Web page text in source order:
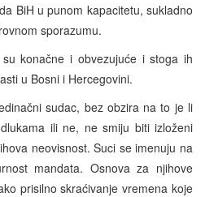
BiH u punom kapacitetu, sukladno
sporazumu.
konačne i obvezujuće i stoga ih
u Bosni i Hercegovini.
sudac, bez obzira na to je li
ili ne, ne smiju biti izloženi
neovisnost. Suci se imenuju na
mandata. Osnova za njihove
prisilno skraćivanje vremena koje